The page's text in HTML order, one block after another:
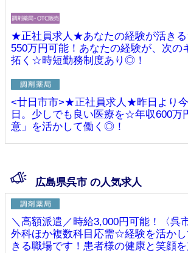
★正社員求人★あなたの経験が活き
550万円可能！あなたの経験が、次の
拓く☆時短勤務制度あり◎！
<廿日市市>★正社員求人★昨日より
日。少しでも良い医療を☆年収600万
意」を活かして働く◎！
広島県呉市 の人気求人
＼高額派遣／時給3,000円可能！〈呉
外科ほか複数科目応需☆経験を活か
きる職場です！患者様の健康と笑顔